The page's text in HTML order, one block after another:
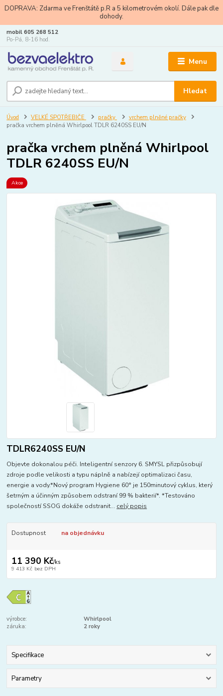
DOPRAVA: Zdarma ve Frenštátě p.R a 5 kilometrovém okolí. Dále pak dle
dohody.
Menu
Hledat
mobil 605 268 512
Po-Pá, 8-16 hod.
Úvod VELKÉ SPOTŘEBIČE pračky
vrchem plněné pračky
pračka vrchem plněná Whirlpool TDLR 6240SS EU/N
pračka vrchem plněná Whirlpool
TDLR 6240SS EU/N
Akce
TDLR6240SS EU/N
Objevte dokonalou péči. Inteligentní senzory 6. SMYSL přizpůsobují
zdroje podle velikosti a typu náplně a nabízejí optimalizaci času,
energie a vody.*Nový program Hygiene 60° je 150minutový cyklus, který
šetrným a účinným způsobem odstraní 99 % bakterií*. *Testováno
společností SSOG dokáže odstranit... celý popis
Dostupnost na objednávku
11 390 Kč/ks
9 413 Kč bez DPH
výrobce:
Whirlpool
záruka:
2 roky
Specifikace
Parametry